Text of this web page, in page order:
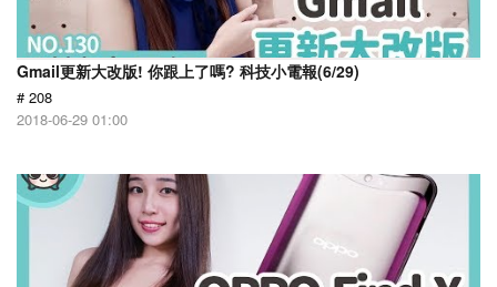
Gmail更新大改版! 你跟上了嗎? 科技小電報(6/29)
# 208
2018-06-29 01:00